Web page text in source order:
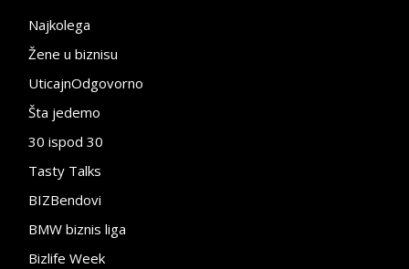
Najkolega
Žene u biznisu
UticajnOdgovorno
Šta jedemo
30 ispod 30
Tasty Talks
BIZBendovi
BMW biznis liga
Bizlife Week